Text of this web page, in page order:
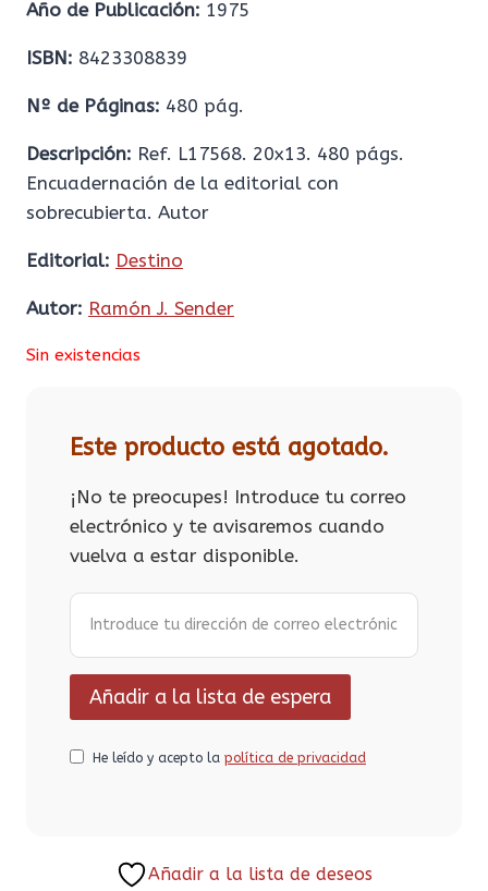
Año de Publicación: 1975
ISBN: 8423308839
Nº de Páginas: 480 pág.
Descripción: Ref. L17568. 20x13. 480 págs.
Encuadernación de la editorial con
sobrecubierta. Autor
Editorial: Destino
Autor: Ramón J. Sender
Sin existencias
Este producto está agotado.
¡No te preocupes! Introduce tu correo
electrónico y te avisaremos cuando
vuelva a estar disponible.
He leído y acepto la política de privacidad
Añadir a la lista de deseos